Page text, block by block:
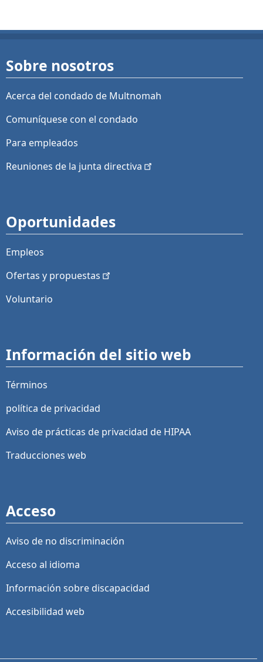
Sobre nosotros
Acerca del condado de Multnomah
Comuníquese con el condado
Para empleados
Reuniones de la junta directiva
Oportunidades
Empleos
Ofertas y propuestas
Voluntario
Información del sitio web
Términos
política de privacidad
Aviso de prácticas de privacidad de HIPAA
Traducciones web
Acceso
Aviso de no discriminación
Acceso al idioma
Información sobre discapacidad
Accesibilidad web